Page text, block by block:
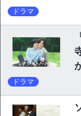
ドラマ
ドラマ